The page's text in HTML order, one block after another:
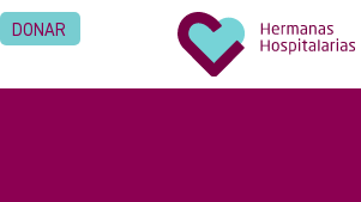
DONAR